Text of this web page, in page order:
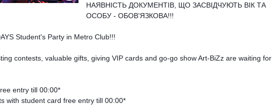
НАЯВНІСТЬ ДОКУМЕНТІВ, ЩО ЗАСВІДЧУЮТЬ ВІК ТА
ОСОБУ - ОБОВ'ЯЗКОВА!!!
Student's Party in Metro Club!!!
contests, valuable gifts, giving VIP cards and go-go show Art-BiZz are waiting for
entry till 00:00*
with student card free entry till 00:00*